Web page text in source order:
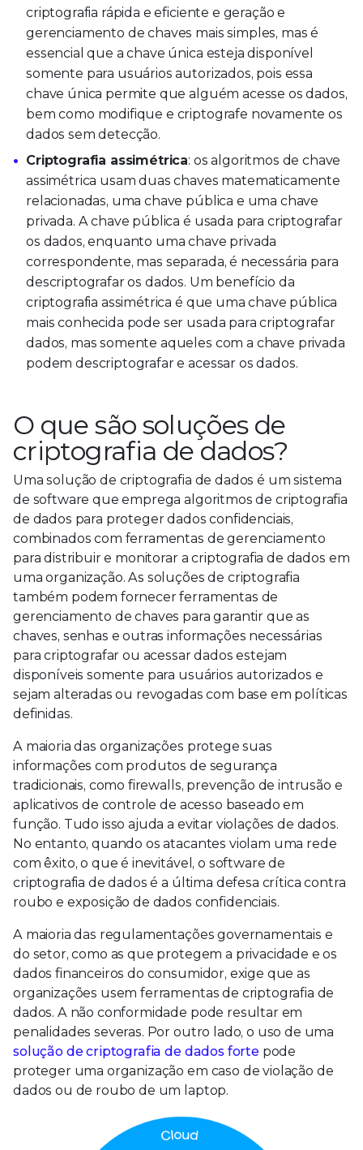
criptografia rápida e eficiente e geração e
gerenciamento de chaves mais simples, mas é
essencial que a chave única esteja disponível
somente para usuários autorizados, pois essa
chave única permite que alguém acesse os dados,
bem como modifique e criptografe novamente os
dados sem detecção.
Criptografia assimétrica: os algoritmos de chave
assimétrica usam duas chaves matematicamente
relacionadas, uma chave pública e uma chave
privada. A chave pública é usada para criptografar
os dados, enquanto uma chave privada
correspondente, mas separada, é necessária para
descriptografar os dados. Um benefício da
criptografia assimétrica é que uma chave pública
mais conhecida pode ser usada para criptografar
dados, mas somente aqueles com a chave privada
podem descriptografar e acessar os dados.
O que são soluções de
criptografia de dados?
Uma solução de criptografia de dados é um sistema
de software que emprega algoritmos de criptografia
de dados para proteger dados confidenciais,
combinados com ferramentas de gerenciamento
para distribuir e monitorar a criptografia de dados em
uma organização. As soluções de criptografia
também podem fornecer ferramentas de
gerenciamento de chaves para garantir que as
chaves, senhas e outras informações necessárias
para criptografar ou acessar dados estejam
disponíveis somente para usuários autorizados e
sejam alteradas ou revogadas com base em políticas
definidas.
A maioria das organizações protege suas
informações com produtos de segurança
tradicionais, como firewalls, prevenção de intrusão e
aplicativos de controle de acesso baseado em
função. Tudo isso ajuda a evitar violações de dados.
No entanto, quando os atacantes violam uma rede
com êxito, o que é inevitável, o software de
criptografia de dados é a última defesa crítica contra
roubo e exposição de dados confidenciais.
A maioria das regulamentações governamentais e
do setor, como as que protegem a privacidade e os
dados financeiros do consumidor, exige que as
organizações usem ferramentas de criptografia de
dados. A não conformidade pode resultar em
penalidades severas. Por outro lado, o uso de uma
solução de criptografia de dados forte pode
proteger uma organização em caso de violação de
dados ou de roubo de um laptop.